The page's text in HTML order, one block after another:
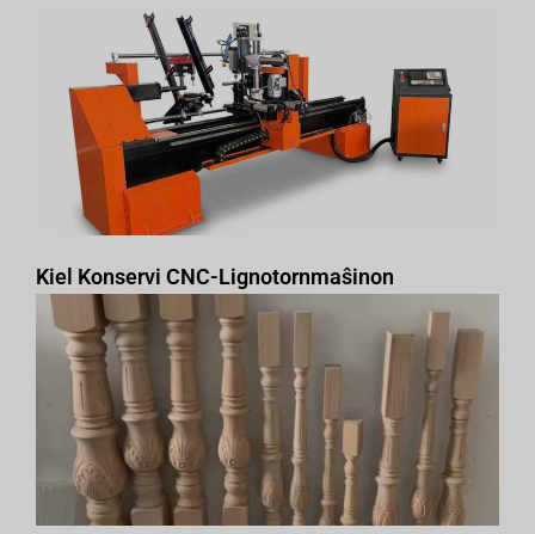
Kiel Konservi CNC-Lignotornmaŝinon